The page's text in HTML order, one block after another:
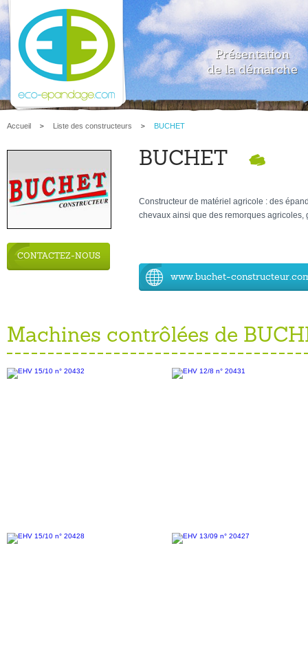
Présentation
de la démarche
Accueil Liste des constructeurs BUCHET
BUCHET
CONTACTEZ-NOUS
Constructeur de matériel agricole : des
chevaux ainsi que des remorques agricoles,
www.buchet-
Machines contrôlées de